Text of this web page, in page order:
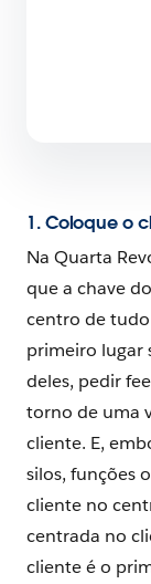
1. Coloque o
Na Quarta
que a chave
centro de
primeiro lugar
deles, pedir
torno de uma
cliente. E,
silos, funções
cliente no
centrada no
cliente é o